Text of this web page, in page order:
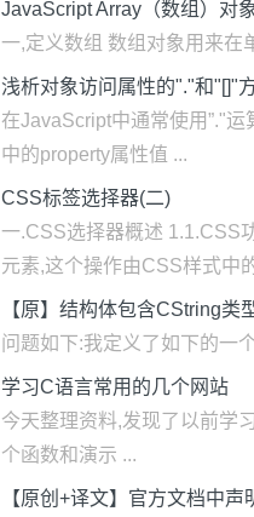
JavaScript Array（数组）对象
一,定义数组 数组对象用来在
浅析对象访问属性的"."和"[]"
在JavaScript中通常使用”."
中的property属性值 ...
CSS标签选择器(二)
一.CSS选择器概述 1.1.CSS
元素,这个操作由CSS样式中
【原】结构体包含CString类
问题如下:我定义了如下的一
学习C语言常用的几个网站
今天整理资料,发现了以前学
个函数和演示 ...
【原创+译文】官方文档中